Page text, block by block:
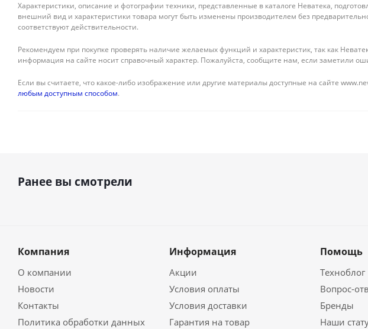
Характеристики, описание и фотографии техники, представленные в каталоге Неватека,
внешний вид и характеристики товара могут быть изменены производителем без
соответствуют действительности.
Рекомендуем при покупке проверять наличие желаемых функций и характеристик, так как
информация на сайте носит справочный характер. Пожалуйста, сообщите нам, если заметили
Если вы считаете, что какое-либо изображение или другие материалы доступные на сайте
любым доступным способом.
Ранее вы смотрели
Компания
О компании
Новости
Контакты
Политика обработки данных
Информация
Акции
Условия оплаты
Условия доставки
Гарантия на товар
Помощь
Техноблог
Вопрос-
Бренды
Наши